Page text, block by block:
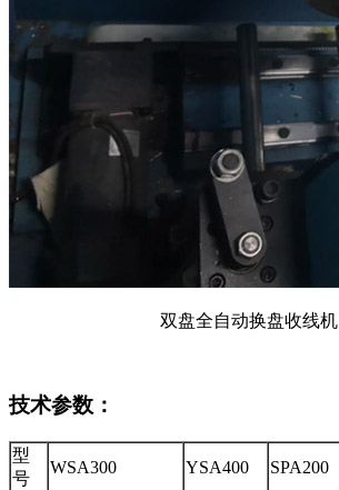
双盘全自动换盘收线机
技术参数：
型
号
WSA300 YSA400 SPA200